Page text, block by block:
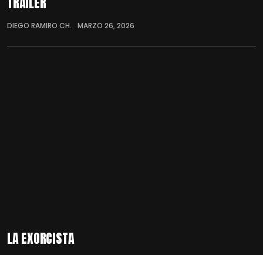
DIEGO RAMIRO CH. MARZO 26, 2026
LA EXORCISTA